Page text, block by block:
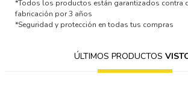
*Todos los productos están garantizados contra
fabricación por 3 años
*Seguridad y protección en todas tus compras
ÚLTIMOS PRODUCTOS